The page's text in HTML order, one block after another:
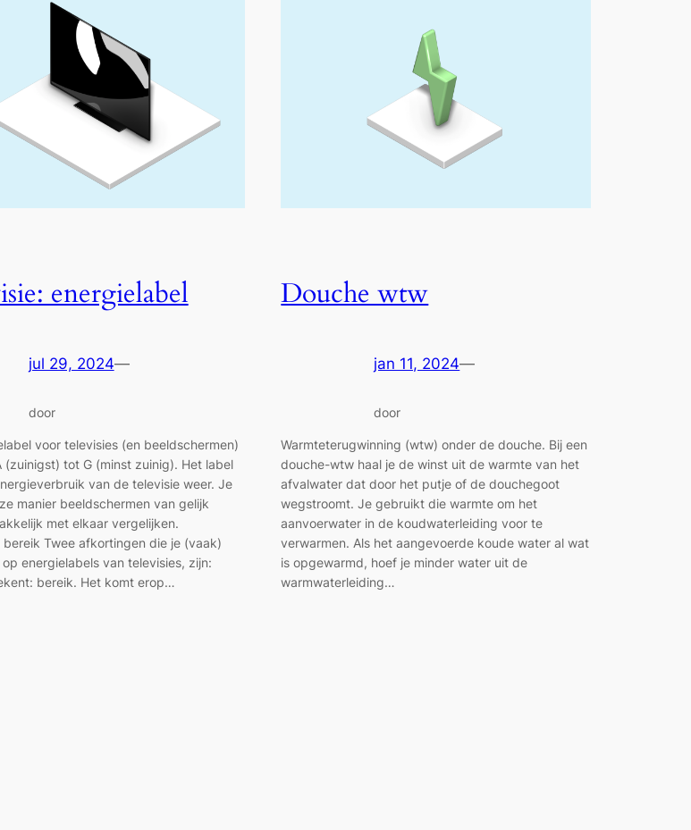
energielabel
jul 29, 2024—
door
voor televisies (en beeldschermen)
(zuinigst) tot G (minst zuinig). Het label
van de televisie weer. Je
manier beeldschermen van gelijk
met elkaar vergelijken.
bereik Twee afkortingen die je (vaak)
energielabels van televisies, zijn:
bereik. Het komt erop…
Douche wtw
jan 11, 2024—
door
Warmteterugwinning (wtw) onder de douche. Bij een
douche-wtw haal je de winst uit de warmte van het
afvalwater dat door het putje of de douchegoot
wegstroomt. Je gebruikt die warmte om het
aanvoerwater in de koudwaterleiding voor te
verwarmen. Als het aangevoerde koude water al wat
is opgewarmd, hoef je minder water uit de
warmwaterleiding…